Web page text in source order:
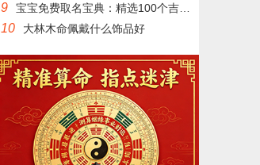
9 宝宝免费取名宝典：精选100个吉祥好名分享
10 大林木命佩戴什么饰品好